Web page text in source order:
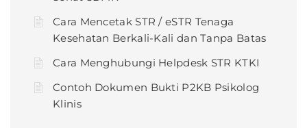
Cara Mencetak STR / eSTR Tenaga
Kesehatan Berkali-Kali dan Tanpa Batas
Cara Menghubungi Helpdesk STR KTKI
Contoh Dokumen Bukti P2KB Psikolog
Klinis